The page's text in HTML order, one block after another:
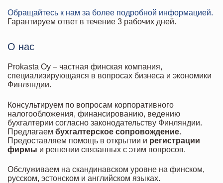
Обращайтесь к нам за более подробной информацией.
Гарантируем ответ в течение 3 рабочих дней.
О нас
Prokasta Oy – частная финская компания,
специализирующаяся в вопросах бизнеса и экономики
Финляндии.
Консультируем по вопросам корпоративного
налогообложения, финансированию, ведению
бухгалтерии согласно законодательству Финляндии.
Предлагаем бухгалтерское сопровождение.
Предоставляем помощь в открытии и регистрации
фирмы и решении связанных с этим вопросов.
Обслуживаем на скандинавском уровне на финском,
русском, эстонском и английском языках.